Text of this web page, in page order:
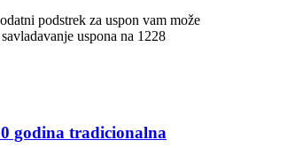
podstrek za uspon vam može
uspona na 1228
godina tradicionalna